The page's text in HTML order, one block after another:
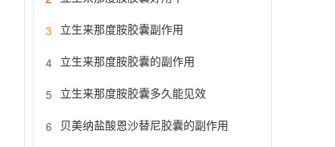
3 立生来那度胺胶囊副作用
4 立生来那度胺胶囊的副作用
5 立生来那度胺胶囊多久能见效
6 贝美纳盐酸恩沙替尼胶囊的副作用